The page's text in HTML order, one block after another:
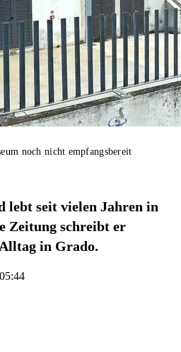
noch nicht empfangsbereit
lebt seit vielen Jahren in
Zeitung schreibt er
in Grado.